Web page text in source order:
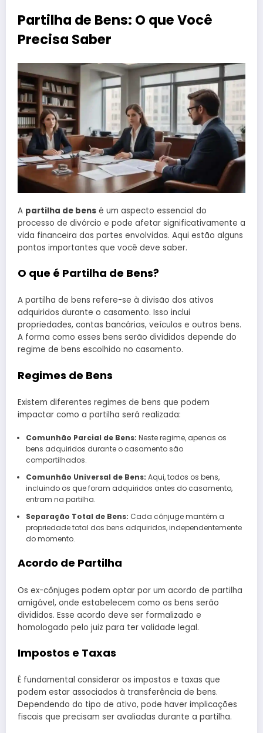
Partilha de Bens: O que Você
Precisa Saber
A partilha de bens é um aspecto essencial do
processo de divórcio e pode afetar significativamente a
vida financeira das partes envolvidas. Aqui estão alguns
pontos importantes que você deve saber.
O que é Partilha de Bens?
A partilha de bens refere-se à divisão dos ativos
adquiridos durante o casamento. Isso inclui
propriedades, contas bancárias, veículos e outros bens.
A forma como esses bens serão divididos depende do
regime de bens escolhido no casamento.
Regimes de Bens
Existem diferentes regimes de bens que podem
impactar como a partilha será realizada:
Comunhão Parcial de Bens: Neste regime, apenas os
bens adquiridos durante o casamento são
compartilhados.
Comunhão Universal de Bens: Aqui, todos os bens,
incluindo os que foram adquiridos antes do casamento,
entram na partilha.
Separação Total de Bens: Cada cônjuge mantém a
propriedade total dos bens adquiridos, independentemente
do momento.
Acordo de Partilha
Os ex-cônjuges podem optar por um acordo de partilha
amigável, onde estabelecem como os bens serão
divididos. Esse acordo deve ser formalizado e
homologado pelo juiz para ter validade legal.
Impostos e Taxas
É fundamental considerar os impostos e taxas que
podem estar associados à transferência de bens.
Dependendo do tipo de ativo, pode haver implicações
fiscais que precisam ser avaliadas durante a partilha.